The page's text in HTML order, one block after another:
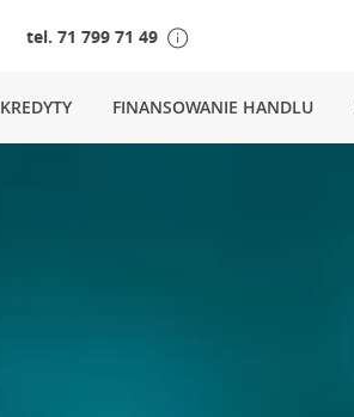
tel. 71 799 71 49
KREDYTY FINANSOWANIE HANDLU